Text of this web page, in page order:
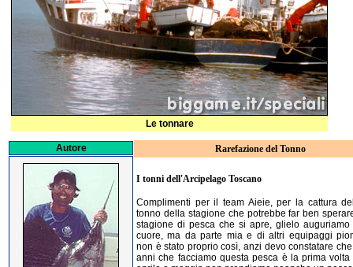
Autore Rarefazione del Tonno
I tonni dell'Arcipelago Toscano
Complimenti per il team Aieie, per la cattura
tonno della stagione che potrebbe far ben
stagione di pesca che si apre, glielo auguriamo
cuore, ma da parte mia e di altri equipaggi
non è stato proprio così, anzi devo constatare
anni che facciamo questa pesca è la prima volta
Le tonnare